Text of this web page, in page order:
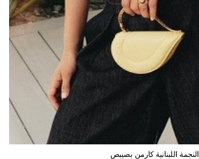
النجمة اللبنانية كارمن بصيبص